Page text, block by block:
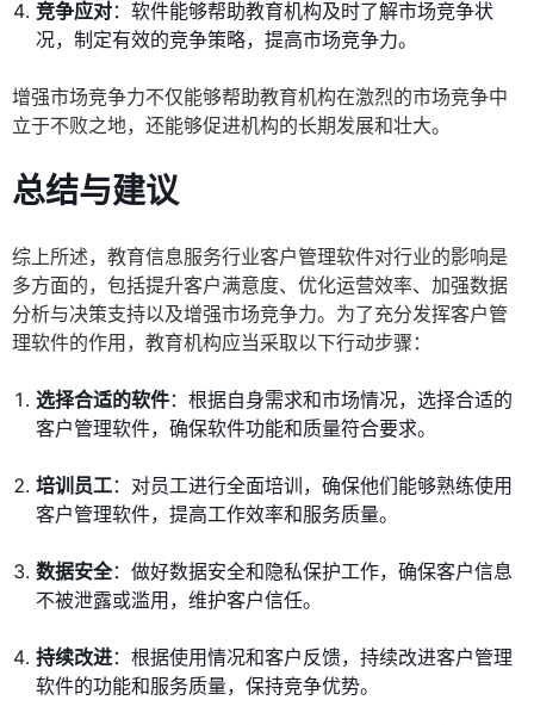
竞争应对：软件能够帮助教育机构及时了解市场竞争状
况，制定有效的竞争策略，提高市场竞争力。
增强市场竞争力不仅能够帮助教育机构在激烈的市场竞争中
立于不败之地，还能够促进机构的长期发展和壮大。
总结与建议
综上所述，教育信息服务行业客户管理软件对行业的影响是
多方面的，包括提升客户满意度、优化运营效率、加强数据
分析与决策支持以及增强市场竞争力。为了充分发挥客户管
理软件的作用，教育机构应当采取以下行动步骤：
选择合适的软件：根据自身需求和市场情况，选择合适的
客户管理软件，确保软件功能和质量符合要求。
培训员工：对员工进行全面培训，确保他们能够熟练使用
客户管理软件，提高工作效率和服务质量。
数据安全：做好数据安全和隐私保护工作，确保客户信息
不被泄露或滥用，维护客户信任。
持续改进：根据使用情况和客户反馈，持续改进客户管理
软件的功能和服务质量，保持竞争优势。